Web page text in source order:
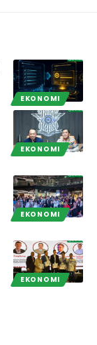
EKONOMI
EKONOMI
EKONOMI
EKONOMI